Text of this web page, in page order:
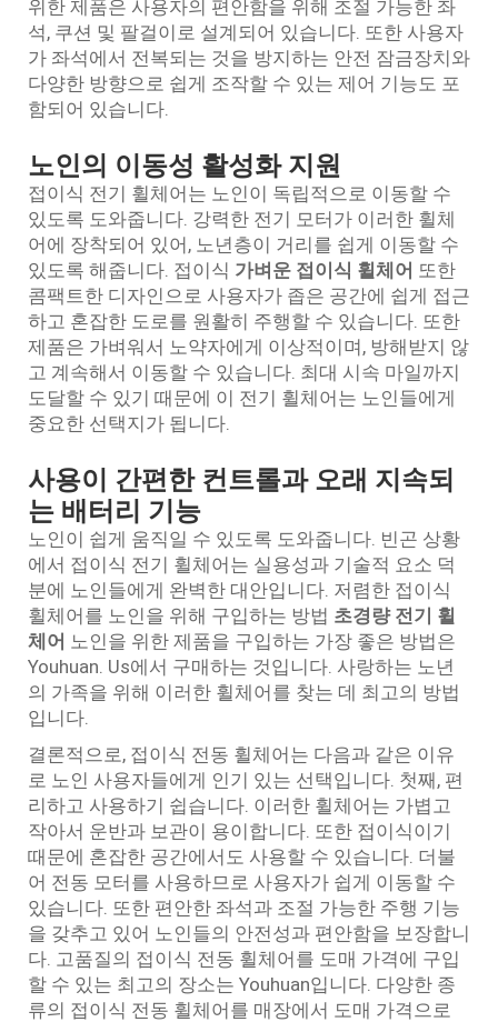
위한 제품은 사용자의 편안함을 위해 조절 가능한 좌
석, 쿠션 및 팔걸이로 설계되어 있습니다. 또한 사용자
가 좌석에서 전복되는 것을 방지하는 안전 잠금장치와
다양한 방향으로 쉽게 조작할 수 있는 제어 기능도 포
함되어 있습니다.
노인의 이동성 활성화 지원
접이식 전기 휠체어는 노인이 독립적으로 이동할 수
있도록 도와줍니다. 강력한 전기 모터가 이러한 휠체
어에 장착되어 있어, 노년층이 거리를 쉽게 이동할 수
있도록 해줍니다. 접이식 가벼운 접이식 휠체어 또한
콤팩트한 디자인으로 사용자가 좁은 공간에 쉽게 접근
하고 혼잡한 도로를 원활히 주행할 수 있습니다. 또한
제품은 가벼워서 노약자에게 이상적이며, 방해받지 않
고 계속해서 이동할 수 있습니다. 최대 시속 마일까지
도달할 수 있기 때문에 이 전기 휠체어는 노인들에게
중요한 선택지가 됩니다.
사용이 간편한 컨트롤과 오래 지속되
는 배터리 기능
노인이 쉽게 움직일 수 있도록 도와줍니다. 빈곤 상황
에서 접이식 전기 휠체어는 실용성과 기술적 요소 덕
분에 노인들에게 완벽한 대안입니다. 저렴한 접이식
휠체어를 노인을 위해 구입하는 방법 초경량 전기 휠
체어 노인을 위한 제품을 구입하는 가장 좋은 방법은
Youhuan. Us에서 구매하는 것입니다. 사랑하는 노년
의 가족을 위해 이러한 휠체어를 찾는 데 최고의 방법
입니다.
결론적으로, 접이식 전동 휠체어는 다음과 같은 이유
로 노인 사용자들에게 인기 있는 선택입니다. 첫째, 편
리하고 사용하기 쉽습니다. 이러한 휠체어는 가볍고
작아서 운반과 보관이 용이합니다. 또한 접이식이기
때문에 혼잡한 공간에서도 사용할 수 있습니다. 더불
어 전동 모터를 사용하므로 사용자가 쉽게 이동할 수
있습니다. 또한 편안한 좌석과 조절 가능한 주행 기능
을 갖추고 있어 노인들의 안전성과 편안함을 보장합니
다. 고품질의 접이식 전동 휠체어를 도매 가격에 구입
할 수 있는 최고의 장소는 Youhuan입니다. 다양한 종
류의 접이식 전동 휠체어를 매장에서 도매 가격으로